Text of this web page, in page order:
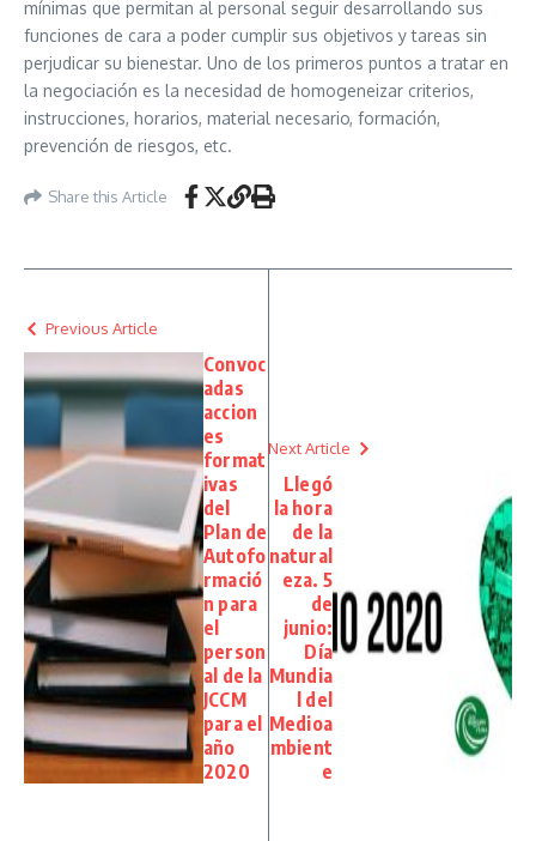
mínimas que permitan al personal seguir desarrollando sus
funciones de cara a poder cumplir sus objetivos y tareas sin
perjudicar su bienestar. Uno de los primeros puntos a tratar en
la negociación es la necesidad de homogeneizar criterios,
instrucciones, horarios, material necesario, formación,
prevención de riesgos, etc.
Share this Article
Previous Article
Convoc
adas
accion
es
format
ivas
del
Plan de
Autofo
rmació
n para
el
person
al de la
JCCM
para el
año
2020
Next Article
Llegó
la hora
de la
natural
eza. 5
de
junio:
Día
Mundia
l del
Medioa
mbient
e